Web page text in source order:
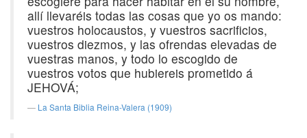
allí llevaréis todas las cosas que yo os mando:
vuestros holocaustos, y vuestros sacrificios,
vuestros diezmos, y las ofrendas elevadas de
vuestras manos, y todo lo escogido de
vuestros votos que hubiereis prometido á
JEHOVÁ;
La Santa Biblia Reina-Valera (1909)